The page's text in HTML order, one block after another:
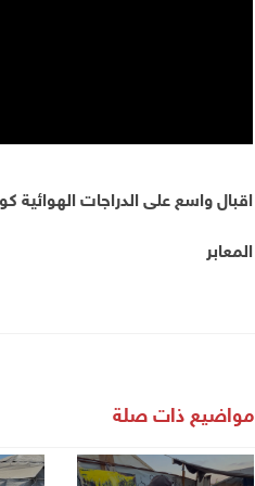
اقبال واسع على الدراجات
المعابر
مواضيع ذات صلة